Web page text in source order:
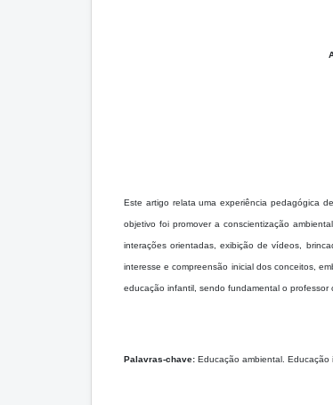
Este artigo relata uma experiência pedagógica
objetivo foi promover a conscientização
interações orientadas, exibição de vídeos,
interesse e compreensão inicial dos conceitos,
educação infantil, sendo fundamental o professor
Palavras-chave: Educação ambiental. Educação